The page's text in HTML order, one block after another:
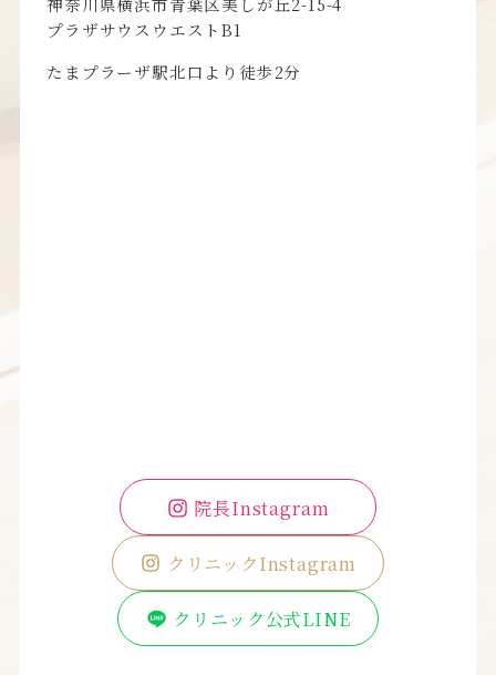
プラザサウスウエストB1
たまプラーザ駅北口より徒歩2分
院長Instagram
クリニックInstagram
クリニック公式LINE